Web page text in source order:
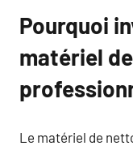
Pourquoi
matériel
Le matériel de